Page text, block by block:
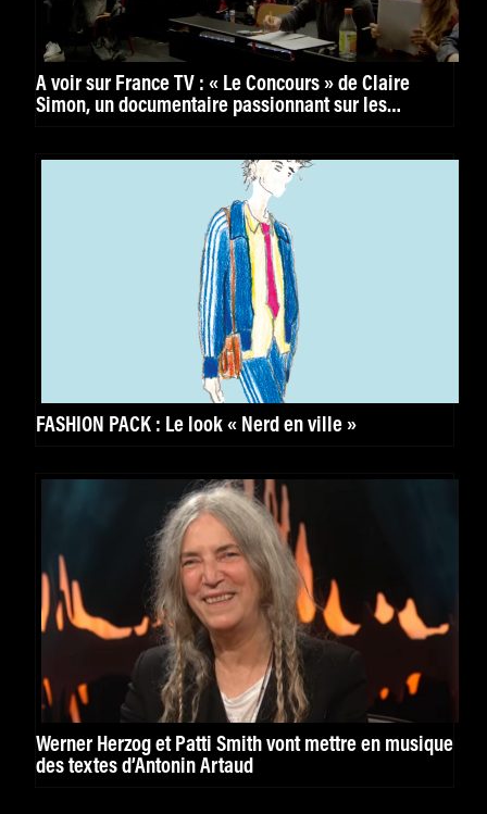
À voir sur France TV : « Le Concours » de Claire
Simon, un documentaire passionnant sur les
FASHION PACK : Le look « Nerd en ville »
Werner Herzog et Patti Smith vont mettre en musique
des textes d’Antonin Artaud